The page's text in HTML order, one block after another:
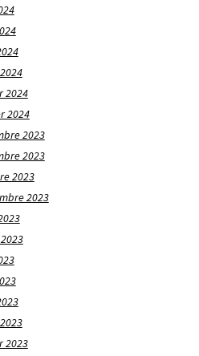
2024
2024
2023
2023
2023
2023
2023